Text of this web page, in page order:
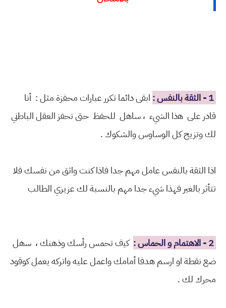
ﺍﺑﻘﻰ دائما ﺗﻜﺮﺭ ﻋﺒﺎﺭﺍﺕ ﻣﺤﻔﺰﺓ مثل : أﻧﺎ
ﻗﺎﺩﺭ على ﻫذا الشيء ، ﺳﺎﻫﻞ للحفظ حتى تحفز ﺍﻟﻌﻘﻞ ﺍﻟﺒﺎﻃني
لك وتزيح كل الوساوس والشكوك .
اذا الثقة بالنفس عامل مهم جدا فاذا كنت واثق من نفسك فلا
تتأثر بالغير فهذا شيء جدا مهم بالنسبة لك عزيزي الطالب
ﻛﻴف تحمس ﺭأسك وذهنك ، ﺳهل
ضع ﻧﻘﻄﺔ او ارسم ﻫﺪفا أمامك ﻭاعمل عليه ﻭاتركه يعمل ﻛﻮﻗﻮﺩ
ﻣﺤﺮﻙ ﻟﻚ .